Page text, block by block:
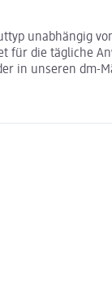
unabhängig
für die tägliche
in unseren dm-